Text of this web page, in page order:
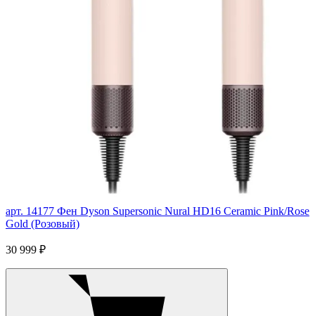
арт. 14177 Фен Dyson Supersonic Nural HD16 Ceramic Pink/Rose
Gold (Розовый)
30 999 ₽